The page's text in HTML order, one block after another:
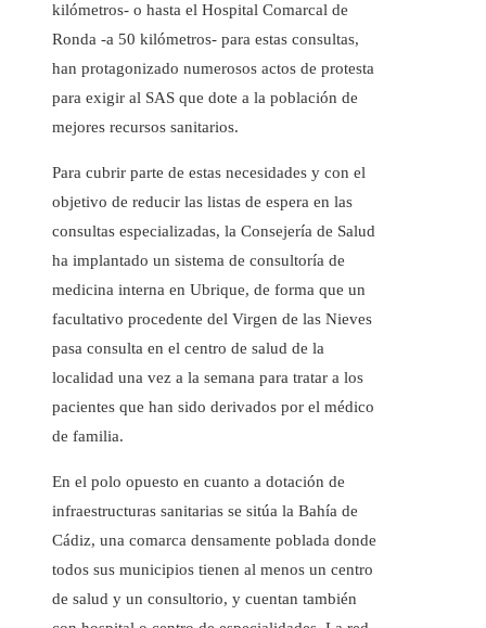
kilómetros- o hasta el Hospital Comarcal de
Ronda -a 50 kilómetros- para estas consultas,
han protagonizado numerosos actos de protesta
para exigir al SAS que dote a la población de
mejores recursos sanitarios.
Para cubrir parte de estas necesidades y con el
objetivo de reducir las listas de espera en las
consultas especializadas, la Consejería de Salud
ha implantado un sistema de consultoría de
medicina interna en Ubrique, de forma que un
facultativo procedente del Virgen de las Nieves
pasa consulta en el centro de salud de la
localidad una vez a la semana para tratar a los
pacientes que han sido derivados por el médico
de familia.
En el polo opuesto en cuanto a dotación de
infraestructuras sanitarias se sitúa la Bahía de
Cádiz, una comarca densamente poblada donde
todos sus municipios tienen al menos un centro
de salud y un consultorio, y cuentan también